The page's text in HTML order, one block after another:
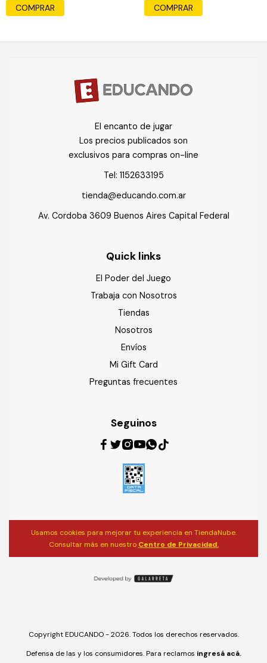
COMPRAR
El encanto de jugar
Los precios publicados son
exclusivos para compras on-line
Tel: 1152633195
tienda@educando.com.ar
Av. Cordoba 3609 Buenos Aires Capital Federal
Quick links
El Poder del Juego
Trabaja con Nosotros
Tiendas
Nosotros
Envíos
Mi Gift Card
Preguntas frecuentes
Seguinos
Usamos cookies para mejorar tu experiencia en TiendaNube.
Consultar más en nuestro Centro de Privacidad.
Copyright EDUCANDO - 2026. Todos los derechos reservados.
Defensa de las y los consumidores. Para reclamos ingresá acá.